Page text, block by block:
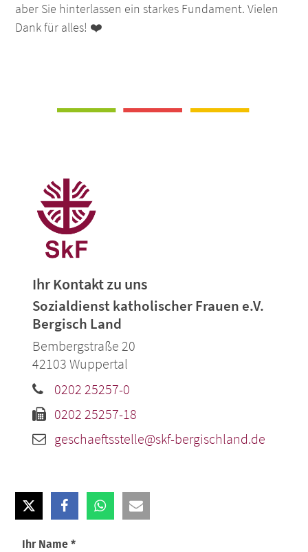
aber Sie hinterlassen ein starkes Fundament. Vielen
Dank für alles! ❤️
Ihr Kontakt zu uns
Sozialdienst katholischer Frauen e.V.
Bergisch Land
Bembergstraße 20
42103 Wuppertal
0202 25257-0
0202 25257-18
geschaeftsstelle@skf-bergischland.de
Ihr Name *